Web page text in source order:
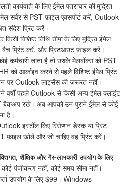
कार्यवाही के लिए ईमेल पत्राचार की मुद्रित
सर्वर से PST फ़ाइल एक्सपोर्ट करें, Outlook
संदेश प्रिंट करें।
विशिष्ट तिथि सीमा के लिए मुद्रित ईमेल
बैच प्रिंट करें, और प्रिंटआउट फ़ाइल करें।
कर्मचारी जाता है तो उसके मेलबॉक्स को PST
को आर्काइव करने से पहले विशिष्ट ईमेल प्रिंट
पर Outlook लाइसेंस की ज़रूरत नहीं।
पहले Outlook से किसी अन्य ईमेल क्लाइंट
बैकअप रखे। अब आपको उन पुराने ईमेल से कोई
है।
इंस्टॉल किए रिसेप्शन डेस्क या प्रिंट
खोलें और जो चाहिए वह प्रिंट करें।
शैक्षिक और गैर-लाभकारी उपयोग के लिए
कोई पंजीकरण नहीं, कोई समय सीमा नहीं।
उपयोग के लिए $99। Windows